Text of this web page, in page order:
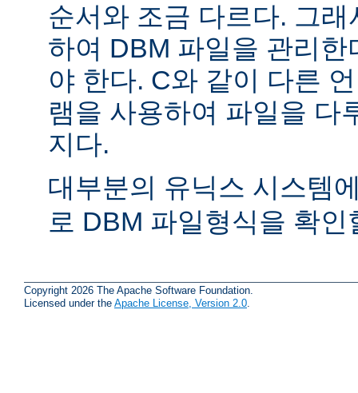
순서와 조금 다르다. 그
하여 DBM 파일을 관리
야 한다. C와 같이 다른
램을 사용하여 파일을 다
지다.
대부분의 유닉스 시스템
로 DBM 파일형식을 확인
Copyright 2026 The Apache Software Foundation.
Licensed under the Apache License, Version 2.0.